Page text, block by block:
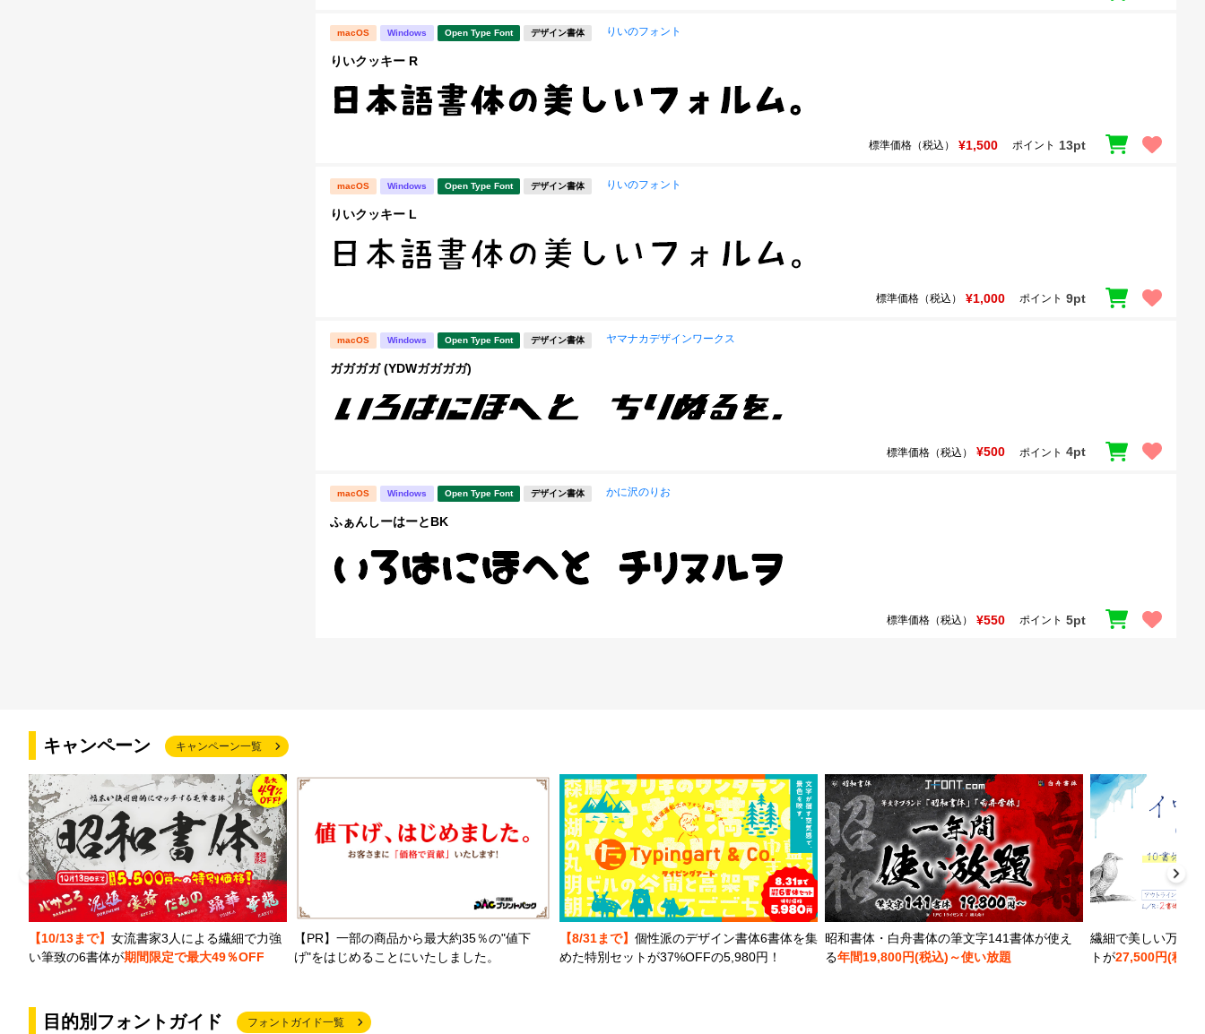
macOS Windows Open Type Font デザイン書体 りいのフォント
りいクッキー R
標準価格（税込） ¥1,500 ポイント 13pt
macOS Windows Open Type Font デザイン書体 りいのフォント
りいクッキー L
標準価格（税込） ¥1,000 ポイント 9pt
macOS Windows Open Type Font デザイン書体 ヤマナカデザインワークス
ガガガガ (YDWガガガガ)
標準価格（税込） ¥500 ポイント 4pt
macOS Windows Open Type Font デザイン書体 かに沢のりお
ふぁんしーはーとBK
標準価格（税込） ¥550 ポイント 5pt
キャンペーン キャンペーン一覧
【10/13まで】 女流書家3人による繊細で力強
い筆致の6書体が期間限定で最大49％OFF
【PR】一部の商品から最大約35％の"値下
げ"をはじめることにいたしました。
【8/31まで】 個性派のデザイン書体6書体を集
めた特別セットが37%OFFの5,980円！
昭和書体・白舟書体の筆文字141書体が使え
る年間19,800円(税込)～使い放題
繊細で美しい万年
トが27,500円(税込)
目的別フォントガイド フォントガイド一覧